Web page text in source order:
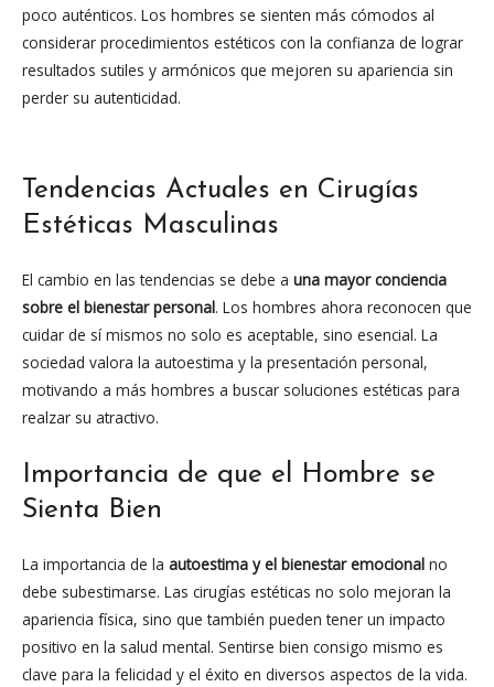
poco auténticos. Los hombres se sienten más cómodos al
considerar procedimientos estéticos con la confianza de lograr
resultados sutiles y armónicos que mejoren su apariencia sin
perder su autenticidad.
Tendencias Actuales en Cirugías
Estéticas Masculinas
El cambio en las tendencias se debe a una mayor conciencia
sobre el bienestar personal. Los hombres ahora reconocen que
cuidar de sí mismos no solo es aceptable, sino esencial. La
sociedad valora la autoestima y la presentación personal,
motivando a más hombres a buscar soluciones estéticas para
realzar su atractivo.
Importancia de que el Hombre se
Sienta Bien
La importancia de la autoestima y el bienestar emocional no
debe subestimarse. Las cirugías estéticas no solo mejoran la
apariencia física, sino que también pueden tener un impacto
positivo en la salud mental. Sentirse bien consigo mismo es
clave para la felicidad y el éxito en diversos aspectos de la vida.